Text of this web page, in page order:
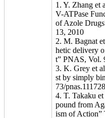
1. Y. Zhang et
V-ATPase
of Azole
13, 2010
2. M. Bagnat
hetic delivery
t” PNAS, Vol.
3. K. Grey et
st by simply
73/
4. T. Takaku
pound from
ism of Action”